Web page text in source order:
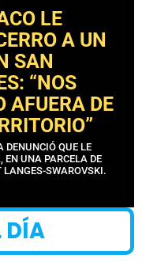
LE
A UN
SAN
“NOS
AFUERA DE
QUE LE
EN UNA PARCELA DE
LANGES-SWAROVSKI.
DÍA